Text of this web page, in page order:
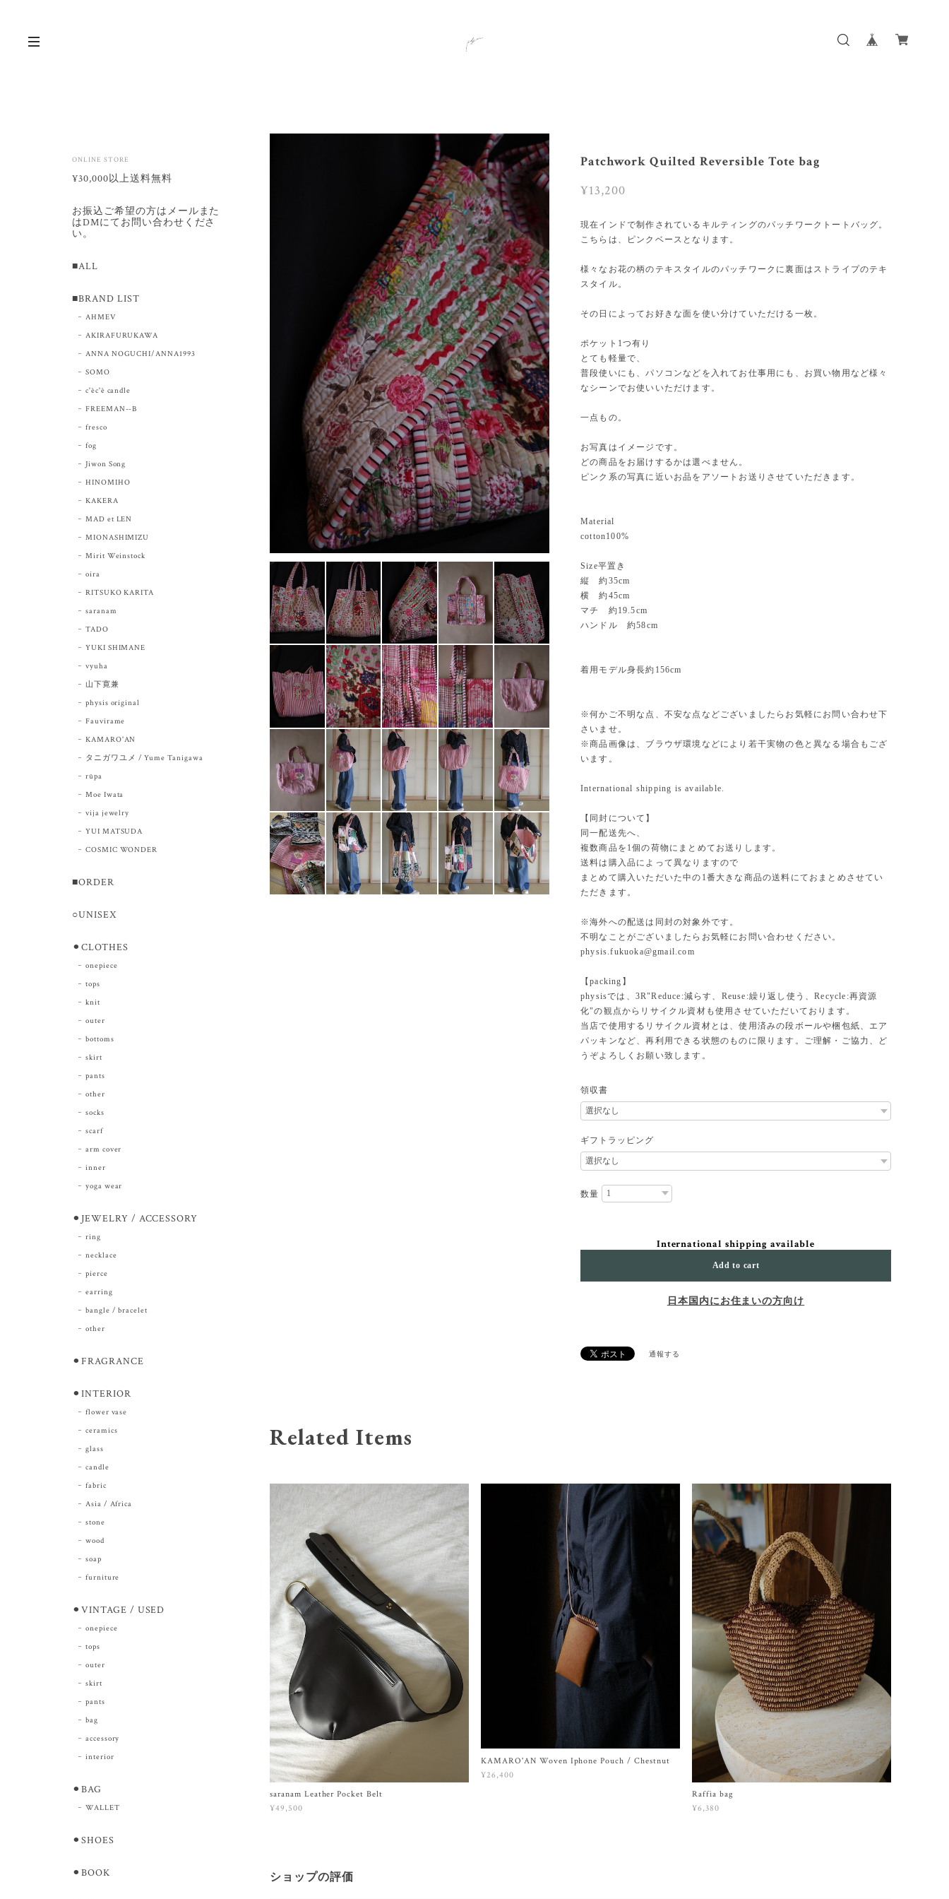
Patchwork Quilted Reversible Tote bag
¥13,200
現在インドで制作されているキルティングのパッチワークトートバッグ。
こちらは、ピンクベースとなります。
様々なお花の柄のテキスタイルのパッチワークに裏面はストライプのテキ
スタイル。
その日によってお好きな面を使い分けていただける一枚。
ポケット1つ有り
とても軽量で、
普段使いにも、パソコンなどを入れてお仕事用にも、お買い物用など様々
なシーンでお使いいただけます。
一点もの。
お写真はイメージです。
どの商品をお届けするかは選べません。
ピンク系の写真に近いお品をアソートお送りさせていただきます。
Material
cotton100%
Size平置き
縦 約35cm
横 約45cm
マチ 約19.5cm
ハンドル 約58cm
着用モデル身長約156cm
※何かご不明な点、不安な点などございましたらお気軽にお問い合わせ下
さいませ。
※商品画像は、ブラウザ環境などにより若干実物の色と異なる場合もござ
います。
International shipping is available.
【同封について】
同一配送先へ、
複数商品を1個の荷物にまとめてお送りします。
送料は購入品によって異なりますので
まとめて購入いただいた中の1番大きな商品の送料にておまとめさせてい
ただきます。
※海外への配送は同封の対象外です。
不明なことがございましたらお気軽にお問い合わせください。
physis.fukuoka@gmail.com
【packing】
physisでは、3R"Reduce:減らす、Reuse:繰り返し使う、Recycle:再資源
化"の観点からリサイクル資材も使用させていただいております。
当店で使用するリサイクル資材とは、使用済みの段ボールや梱包紙、エア
パッキンなど、再利用できる状態のものに限ります。ご理解・ご協力、ど
うぞよろしくお願い致します。
領収書
ギフトラッピング
数量
International shipping available
Add to cart
日本国内にお住まいの方向け
通報する
Related Items
saranam Leather Pocket Belt
¥49,500
KAMARO'AN Woven Iphone Pouch / Chestnut
¥26,400
Raffia bag
¥6,380
ショップの評価
ONLINE STORE
¥30,000以上送料無料
お振込ご希望の方はメールまた
はDMにてお問い合わせくださ
い。
■ALL
■BRAND LIST
AHMEV
AKIRAFURUKAWA
ANNA NOGUCHI/ANNA1993
SOMO
c'èc'è candle
FREEMAN--B
fresco
fog
Jiwon Song
HINOMIHO
KAKERA
MAD et LEN
MIONASHIMIZU
Mirit Weinstock
oira
RITSUKO KARITA
saranam
TADO
YUKI SHIMANE
vyuha
山下寛兼
physis original
Fauvirame
KAMARO'AN
タニガワユメ / Yume Tanigawa
rūpa
Moe Iwata
vija jewelry
YUI MATSUDA
COSMIC WONDER
■ORDER
○UNISEX
⚫︎CLOTHES
onepiece
tops
knit
outer
bottoms
skirt
pants
other
socks
scarf
arm cover
inner
yoga wear
⚫︎JEWELRY / ACCESSORY
ring
necklace
pierce
earring
bangle / bracelet
other
⚫︎FRAGRANCE
⚫︎INTERIOR
flower vase
ceramics
glass
candle
fabric
Asia / Africa
stone
wood
soap
furniture
⚫︎VINTAGE / USED
onepiece
tops
outer
skirt
pants
bag
accessory
interior
⚫︎BAG
WALLET
⚫︎SHOES
⚫︎BOOK